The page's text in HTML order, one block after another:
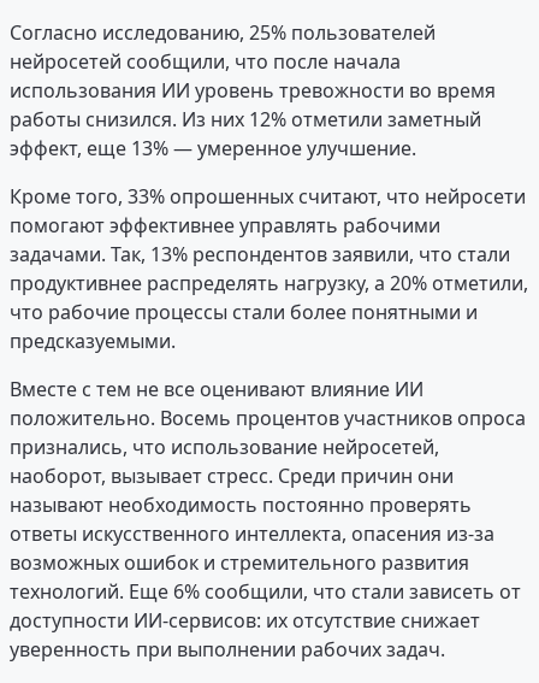
Согласно исследованию, 25% пользователей
нейросетей сообщили, что после начала
использования ИИ уровень тревожности во время
работы снизился. Из них 12% отметили заметный
эффект, еще 13% — умеренное улучшение.
Кроме того, 33% опрошенных считают, что нейросети
помогают эффективнее управлять рабочими
задачами. Так, 13% респондентов заявили, что стали
продуктивнее распределять нагрузку, а 20% отметили,
что рабочие процессы стали более понятными и
предсказуемыми.
Вместе с тем не все оценивают влияние ИИ
положительно. Восемь процентов участников опроса
признались, что использование нейросетей,
наоборот, вызывает стресс. Среди причин они
называют необходимость постоянно проверять
ответы искусственного интеллекта, опасения из-за
возможных ошибок и стремительного развития
технологий. Еще 6% сообщили, что стали зависеть от
доступности ИИ-сервисов: их отсутствие снижает
уверенность при выполнении рабочих задач.